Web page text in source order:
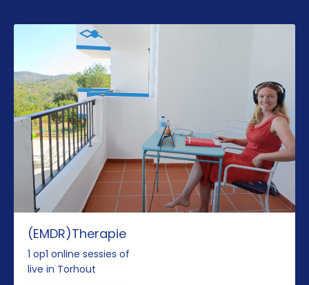
(EMDR)Therapie
1 op1 online sessies of
live in Torhout